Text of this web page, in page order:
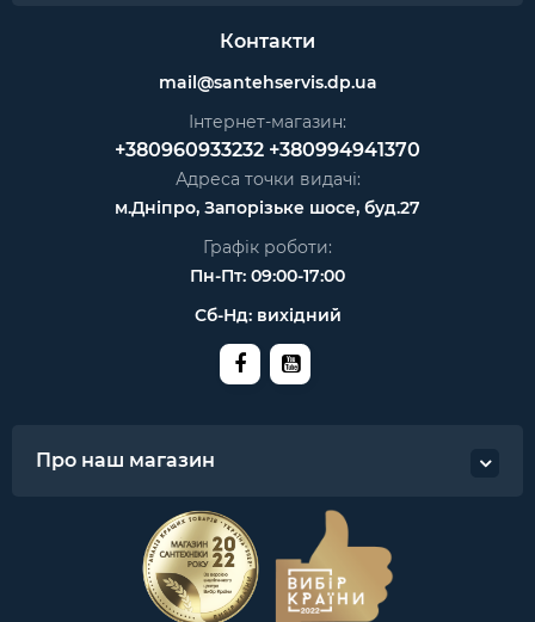
Контакти
mail@santehservis.dp.ua
Інтернет-магазин:
+380960933232 +380994941370
Адреса точки видачі:
м.Дніпро, Запорізьке шосе, буд.27
Графік роботи:
Пн-Пт: 09:00-17:00
Сб-Нд: вихідний
Про наш магазин